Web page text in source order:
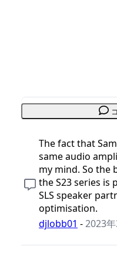
The fact that
same audio
my mind. So the
the S23 series is
SLS speaker
optimisation.
djlobb01 -2023